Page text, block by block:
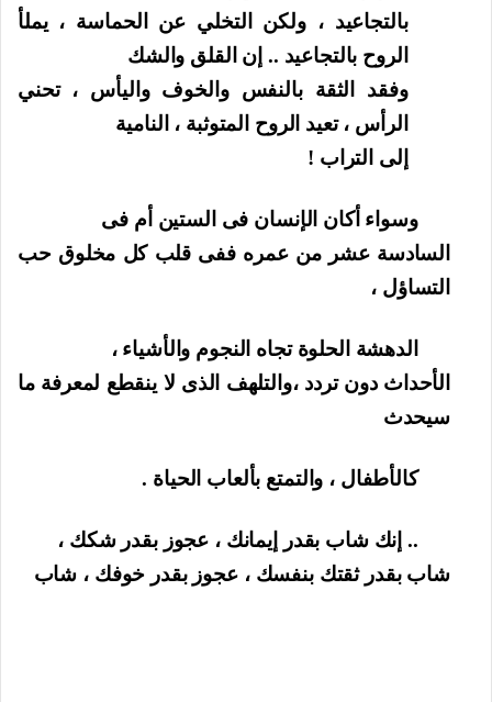
بالتجاعيد ، ولكن التخلي عن الحماسة ، يملأ
الروح بالتجاعيد .. إن القلق والشك
وفقد الثقة بالنفس والخوف واليأس ، تحني
الرأس ، تعيد الروح المتوثبة ، النامية
إلى التراب !
وسواء أكان الإنسان فى الستين أم فى
السادسة عشر من عمره ففى قلب كل مخلوق حب
التساؤل ،
الدهشة الحلوة تجاه النجوم والأشياء ،
الأحداث دون تردد ،والتلهف الذى لا ينقطع لمعرفة ما
سيحدث
كالأطفال ، والتمتع بألعاب الحياة .
.. إنك شاب بقدر إيمانك ، عجوز بقدر شكك ،
شاب بقدر ثقتك بنفسك ، عجوز بقدر خوفك ، شاب